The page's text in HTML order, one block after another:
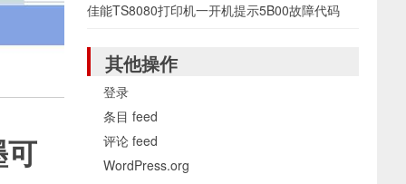
佳能TS8080打印机一开机提示5B00故障代码
其他操作
登录
条目 feed
评论 feed
WordPress.org